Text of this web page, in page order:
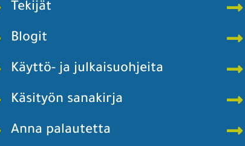
Tekijät
Blogit
Käyttö- ja julkaisuohjeita
Käsityön sanakirja
Anna palautetta